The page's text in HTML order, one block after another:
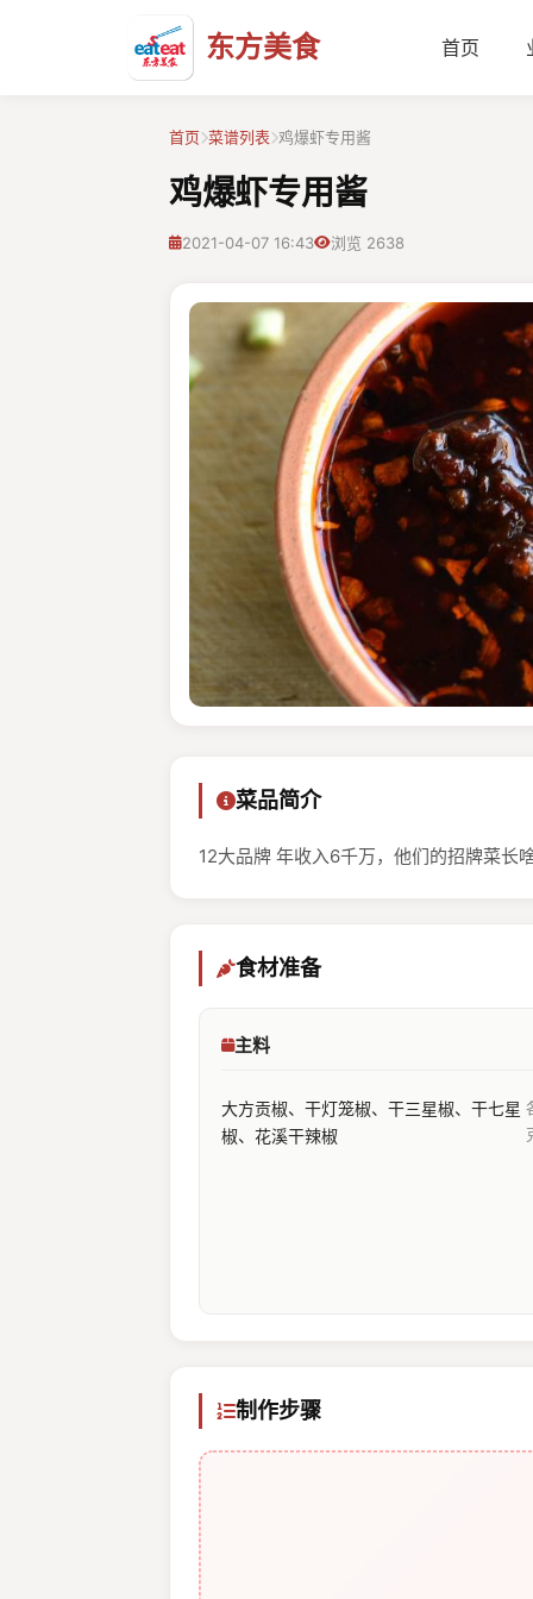
东方美食 首页
首页 菜谱列表 鸡爆虾专用酱
鸡爆虾专用酱
2021-04-07 16:43 浏览 2638
菜品简介
12大品牌 年收入6千万，他们的招牌菜长
食材准备
主料
大方贡椒、干灯笼椒、干三星椒、干七星
椒、花溪干辣椒
制作步骤